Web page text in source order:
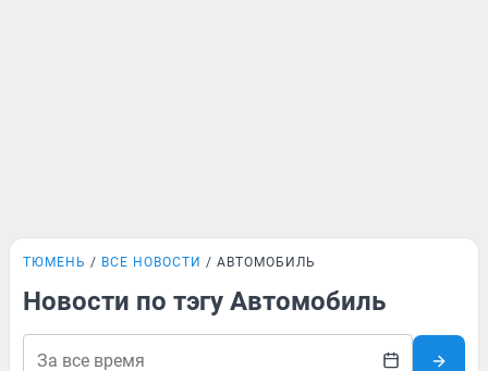
ТЮМЕНЬ ВСЕ НОВОСТИ АВТОМОБИЛЬ
Новости по тэгу Автомобиль